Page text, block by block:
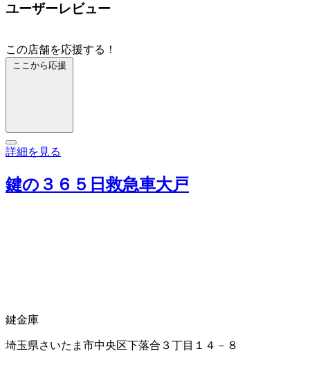
ユーザーレビュー
この店舗を応援する！
ここから応援
詳細を見る
鍵の３６５日救急車大戸
鍵金庫
埼玉県さいたま市中央区下落合３丁目１４－８